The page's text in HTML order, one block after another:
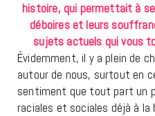
histoire, qui permettait à
déboires et leurs
sujets actuels qui vous
Évidemment, il y a plein de
autour de nous, surtout en
sentiment que tout part un
raciales et sociales déjà à la